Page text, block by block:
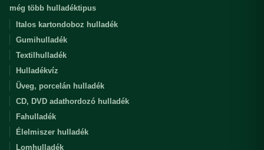
még több hulladéktipus
Italos kartondoboz hulladék
Gumihulladék
Textilhulladék
Hulladékvíz
Üveg, porcelán hulladék
CD, DVD adathordozó hulladék
Fahulladék
Élelmiszer hulladék
Lomhulladék